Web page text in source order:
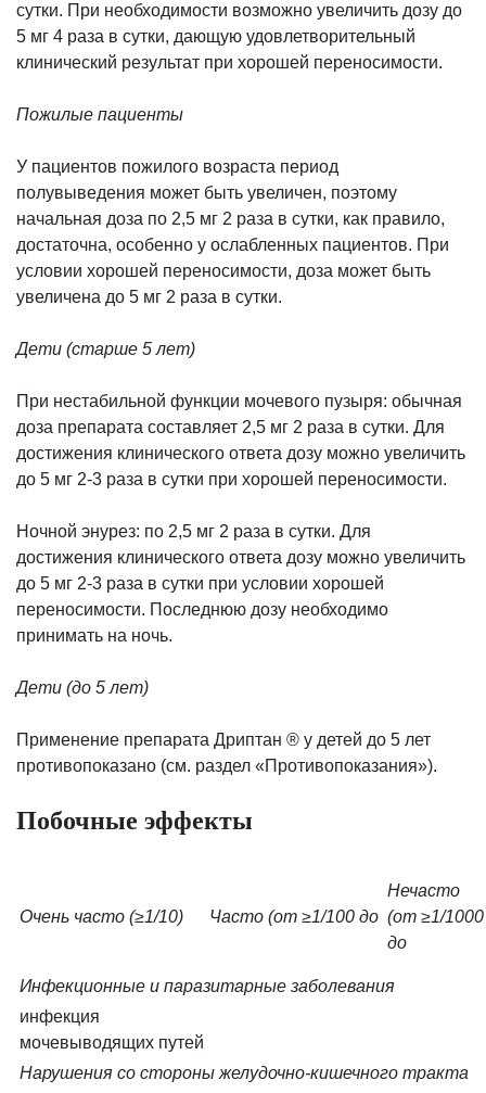
сутки. При необходимости возможно увеличить дозу до
5 мг 4 раза в сутки, дающую удовлетворительный
клинический результат при хорошей переносимости.
Пожилые пациенты
У пациентов пожилого возраста период
полувыведения может быть увеличен, поэтому
начальная доза по 2,5 мг 2 раза в сутки, как правило,
достаточна, особенно у ослабленных пациентов. При
условии хорошей переносимости, доза может быть
увеличена до 5 мг 2 раза в сутки.
Дети (старше 5 лет)
При нестабильной функции мочевого пузыря: обычная
доза препарата составляет 2,5 мг 2 раза в сутки. Для
достижения клинического ответа дозу можно увеличить
до 5 мг 2-3 раза в сутки при хорошей переносимости.
Ночной энурез: по 2,5 мг 2 раза в сутки. Для
достижения клинического ответа дозу можно увеличить
до 5 мг 2-3 раза в сутки при условии хорошей
переносимости. Последнюю дозу необходимо
принимать на ночь.
Дети (до 5 лет)
Применение препарата Дриптан ® у детей до 5 лет
противопоказано (см. раздел «Противопоказания»).
Побочные эффекты
Очень часто (≥1/10) Часто (от ≥1/100 до
Нечасто
(от ≥1/1000
до
Инфекционные и паразитарные заболевания
инфекция
мочевыводящих путей
Нарушения со стороны желудочно-кишечного тракта